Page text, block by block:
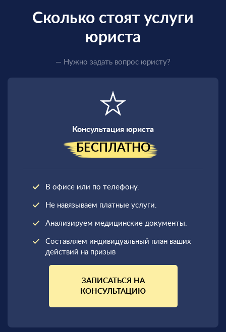
Единственный
законный способ
получить
военный билет
Сколько стоят услуги
юриста
— Нужно задать вопрос юристу?
Консультация юриста
БЕСПЛАТНО
В офисе или по телефону.
Не навязываем платные услуги.
Анализируем медицинские документы.
Составляем индивидуальный план ваших
действий на призыв
ЗАПИСАТЬСЯ НА
КОНСУЛЬТАЦИЮ